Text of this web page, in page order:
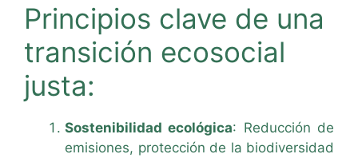
Principios clave de una
transición ecosocial
justa:
Sostenibilidad ecológica: Reducción de
emisiones, protección de la biodiversidad